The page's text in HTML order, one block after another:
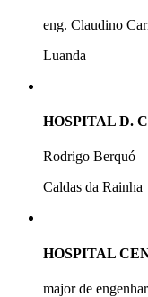
eng. Claudino
Luanda
HOSPITAL D.
Rodrigo Berquó
Caldas da Rainha
HOSPITAL
major de